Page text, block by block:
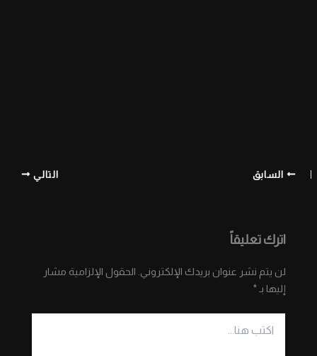
السابق التالي
اترك تعليقاً
لن يتم نشر عنوان بريدك الإلكتروني. الحقول الإلزامية مشار
إليها بـ*
هنا...